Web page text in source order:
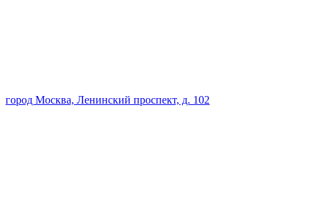
город Москва, Ленинский проспект, д. 102